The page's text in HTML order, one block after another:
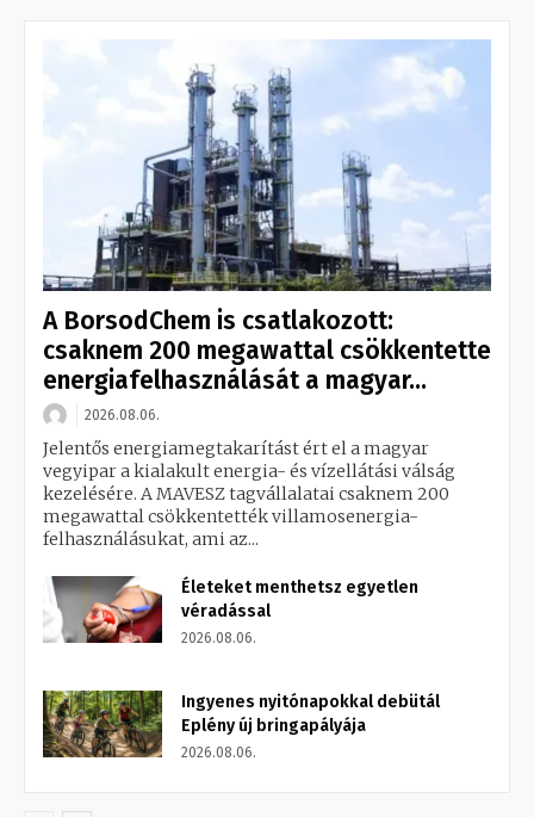
A BorsodChem is csatlakozott:
csaknem 200 megawattal csökkentette
energiafelhasználását a magyar...
2026.08.06.
Jelentős energiamegtakarítást ért el a magyar
vegyipar a kialakult energia- és vízellátási válság
kezelésére. A MAVESZ tagvállalatai csaknem 200
megawattal csökkentették villamosenergia-
felhasználásukat, ami az...
Életeket menthetsz egyetlen
véradással
2026.08.06.
Ingyenes nyitónapokkal debütál
Eplény új bringapályája
2026.08.06.